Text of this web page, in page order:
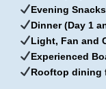
Evening
Dinner (Day 1
Light, Fan and
Experienced
Rooftop dining